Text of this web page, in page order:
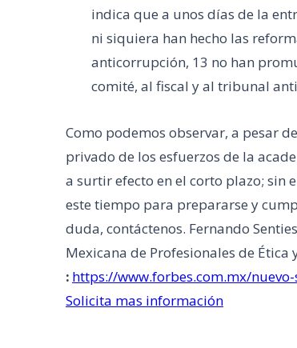
indica que a unos días de la
ni siquiera han hecho las
anticorrupción, 13 no han
comité, al fiscal y al tribunal
Como podemos observar, a pesar
privado de los esfuerzos de la
a surtir efecto en el corto plazo; sin
este tiempo para prepararse y
duda, contáctenos. Fernando
Mexicana de Profesionales de Ética
: https://www.forbes.com.mx/
Solicita mas información